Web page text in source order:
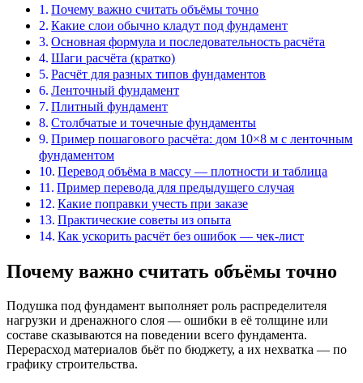
Почему важно считать объёмы точно
Какие слои обычно кладут под фундамент
Основная формула и последовательность расчёта
Шаги расчёта (кратко)
Расчёт для разных типов фундаментов
Ленточный фундамент
Плитный фундамент
Столбчатые и точечные фундаменты
Пример пошагового расчёта: дом 10×8 м с ленточным
фундаментом
Перевод объёма в массу — плотности и таблица
Пример перевода для предыдущего случая
Какие поправки учесть при заказе
Практические советы из опыта
Как ускорить расчёт без ошибок — чек-лист
Почему важно считать объёмы точно
Подушка под фундамент выполняет роль распределителя
нагрузки и дренажного слоя — ошибки в её толщине или
составе сказываются на поведении всего фундамента.
Перерасход материалов бьёт по бюджету, а их нехватка — по
графику строительства.